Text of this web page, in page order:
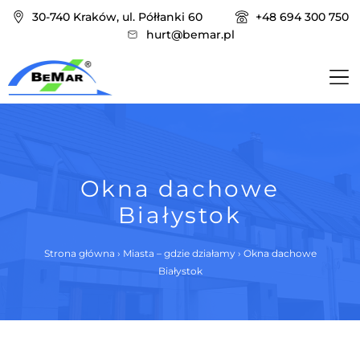
30-740 Kraków, ul. Półłanki 60
+48 694 300 750
hurt@bemar.pl
Okna dachowe
Białystok
Strona główna › Miasta – gdzie działamy› Okna dachowe
Białystok